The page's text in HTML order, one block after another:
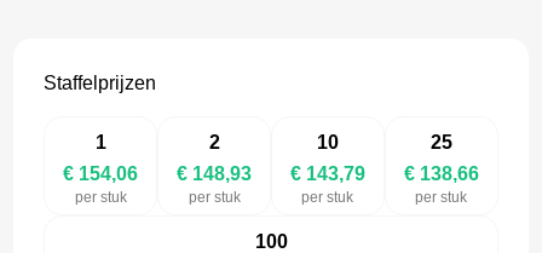
Staffelprijzen
1
€ 154,06
per stuk
2
€ 148,93
per stuk
10
€ 143,79
per stuk
25
€ 138,66
per stuk
100